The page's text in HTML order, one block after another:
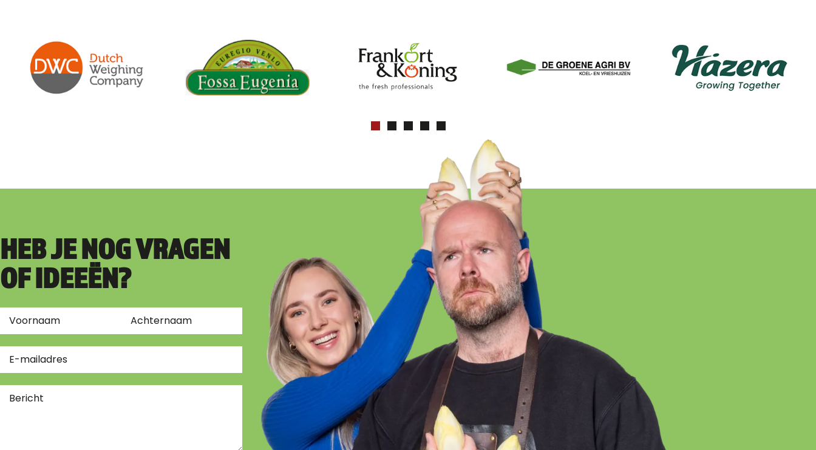
HEB JE NOG VRAGEN
OF IDEEËN?